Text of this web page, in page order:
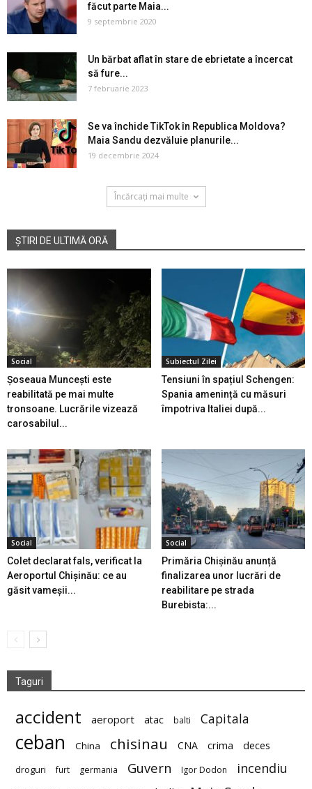
făcut parte Maia...
9 septembrie 2020
Un bărbat aflat în stare de ebrietate a încercat
să fure...
7 februarie 2023
Se va închide TikTok în Republica Moldova?
Maia Sandu dezvăluie planurile...
19 decembrie 2024
Încărcați mai multe
ȘTIRI DE ULTIMĂ ORĂ
Social
Șoseaua Muncești este
reabilitată pe mai multe
tronsoane. Lucrările vizează
carosabilul...
Subiectul Zilei
Tensiuni în spațiul Schengen:
Spania amenință cu măsuri
împotriva Italiei după...
Social
Colet declarat fals, verificat la
Aeroportul Chișinău: ce au
găsit vameșii...
Social
Primăria Chișinău anunță
finalizarea unor lucrări de
reabilitare pe strada
Burebista:...
Taguri
accident aeroport atac balti Capitala
ceban China chisinau CNA crima deces
droguri furt germania Guvern Igor Dodon incendiu